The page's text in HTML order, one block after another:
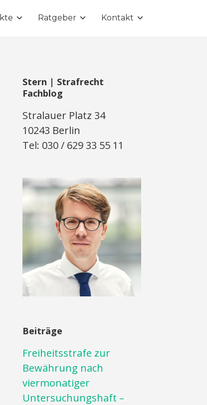
Ratgeber Kontakt
Stern | Strafrecht
Fachblog
Stralauer Platz 34
10243 Berlin
Tel: 030 / 629 33 55 11
Beiträge
Freiheitsstrafe zur
Bewährung nach
viermonatiger
Untersuchungshaft –